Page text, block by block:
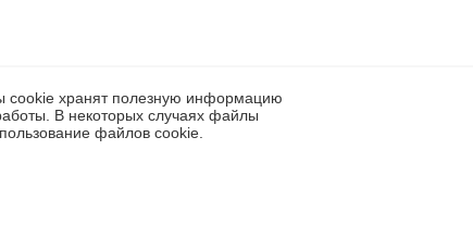
cookie хранят полезную информацию
В некоторых случаях файлы
файлов cookie.